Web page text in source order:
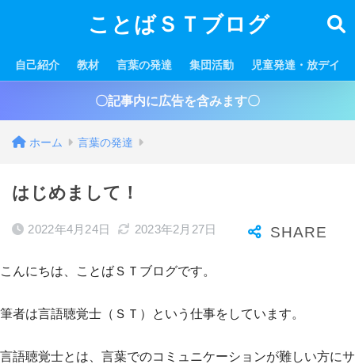
ことばＳＴブログ
自己紹介 教材 言葉の発達 集団活動 児童発達・放デイ
〇記事内に広告を含みます〇
ホーム 言葉の発達
はじめまして！
2022年4月24日 2023年2月27日
こんにちは、ことばＳＴブログです。
筆者は言語聴覚士（ＳＴ）という仕事をしています。
言語聴覚士とは、言葉でのコミュニケーションが難しい方にサ